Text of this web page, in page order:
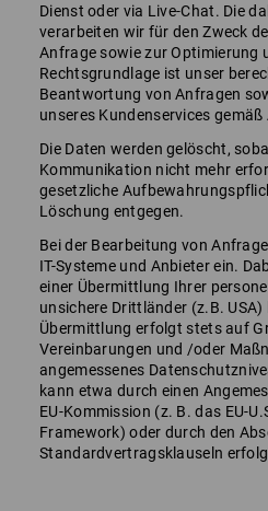
Dienst oder via Live-Chat. Die
verarbeiten wir für den Zweck
Anfrage sowie zur Optimierung
Rechtsgrundlage ist unser
Beantwortung von Anfragen
unseres Kundenservices gemäß
Die Daten werden gelöscht,
Kommunikation nicht mehr
gesetzliche
Löschung entgegen.
Bei der Bearbeitung von
IT-Systeme und Anbieter ein.
einer Übermittlung Ihrer
unsichere Drittländer (z.B. USA)
Übermittlung erfolgt stets auf
Vereinbarungen und /oder
angemessenes
kann etwa durch einen
EU-Kommission (z. B. das EU-
Framework) oder durch den
Standardvertragsklauseln